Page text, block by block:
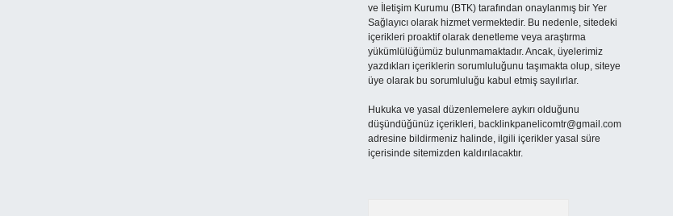
ve İletişim Kurumu (BTK) tarafından onaylanmış bir Yer
Sağlayıcı olarak hizmet vermektedir. Bu nedenle, sitedeki
içerikleri proaktif olarak denetleme veya araştırma
yükümlülüğümüz bulunmamaktadır. Ancak, üyelerimiz
yazdıkları içeriklerin sorumluluğunu taşımakta olup, siteye
üye olarak bu sorumluluğu kabul etmiş sayılırlar.
Hukuka ve yasal düzenlemelere aykırı olduğunu
düşündüğünüz içerikleri, backlinkpanelicomtr@gmail.com
adresine bildirmeniz halinde, ilgili içerikler yasal süre
içerisinde sitemizden kaldırılacaktır.